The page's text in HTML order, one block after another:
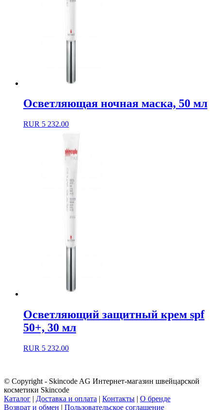
Осветляющая ночная маска, 50 мл
RUR 5 232.00
Осветляющий защитный крем spf
50+, 30 мл
RUR 5 232.00
© Copyright - Skincode AG Интернет-магазин швейцарской
косметики Skincode
Каталог | Доставка и оплата | Контакты | О бренде
Возврат и обмен | Пользовательское соглашение